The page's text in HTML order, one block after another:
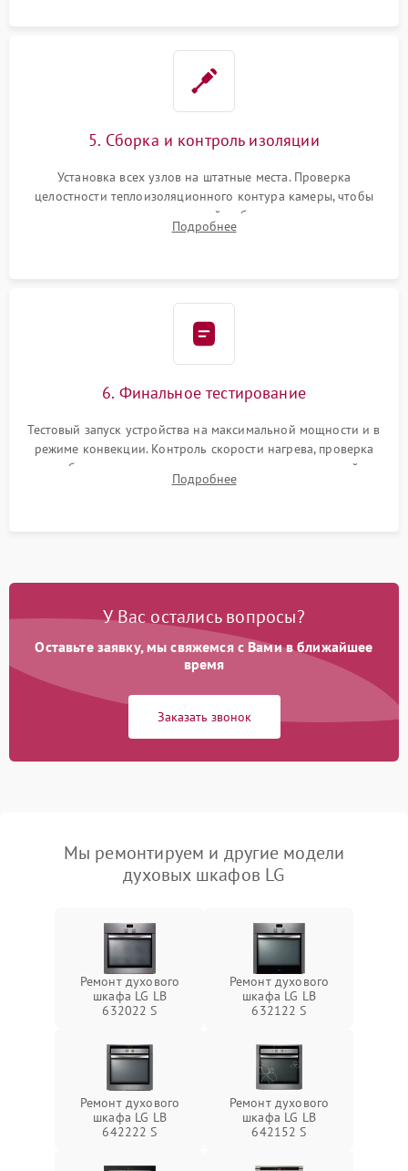
5. Сборка и контроль изоляции
Установка всех узлов на штатные места. Проверка
целостности теплоизоляционного контура камеры, чтобы
исключить перегрев кухонной мебели и потерю тепла.
Надежная фиксация клемм и сборка корпуса шкафа.
Подробнее
6. Финальное тестирование
Тестовый запуск устройства на максимальной мощности и в
режиме конвекции. Контроль скорости нагрева, проверка
срабатывания термостата при достижении заданной
температуры и тест на отсутствие утечек тока.
Подробнее
У Вас остались вопросы?
Оставьте заявку, мы свяжемся с Вами в ближайшее
время
Заказать звонок
Мы ремонтируем и другие модели
духовых шкафов LG
Ремонт духового
шкафа LG LB
632022 S
Ремонт духового
шкафа LG LB
632122 S
Ремонт духового
шкафа LG LB
642222 S
Ремонт духового
шкафа LG LB
642152 S